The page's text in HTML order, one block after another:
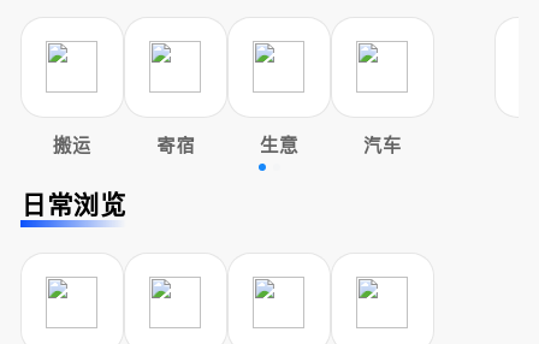
搬运 寄宿 生意 汽车
日常浏览